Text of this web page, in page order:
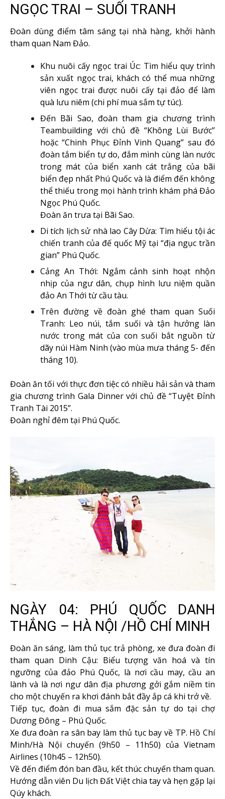
NGỌC TRAI – SUỐI TRANH
Đoàn dùng điểm tâm sáng tại nhà hàng, khởi hành
tham quan Nam Đảo.
Khu nuôi cấy ngọc trai Úc: Tìm hiểu quy trình
sản xuất ngọc trai, khách có thể mua những
viên ngọc trai được nuôi cấy tại đảo để làm
quà lưu niêm (chi phí mua sắm tự túc).
Đến Bãi Sao, đoàn tham gia chương trình
Teambuilding với chủ đề “Không Lùi Bước”
hoặc “Chinh Phục Đỉnh Vinh Quang” sau đó
đoàn tắm biển tự do, đắm mình cùng làn nước
trong mát của biển xanh cát trắng của bãi
biển đẹp nhất Phú Quốc và là điểm đến không
thể thiếu trong mọi hành trình khám phá Đảo
Ngọc Phú Quốc.
Đoàn ăn trưa tại Bãi Sao.
Di tích lịch sử nhà lao Cây Dừa: Tìm hiểu tội ác
chiến tranh của đế quốc Mỹ tại “địa ngục trần
gian” Phú Quốc.
Cảng An Thới: Ngắm cảnh sinh hoạt nhộn
nhịp của ngư dân, chụp hình lưu niệm quần
đảo An Thới từ cầu tàu.
Trên đường về đoàn ghé tham quan Suối
Tranh: Leo núi, tắm suối và tận hưởng làn
nước trong mát của con suối bắt nguồn từ
dãy núi Hàm Ninh (vào mùa mưa tháng 5- đến
tháng 10).
Đoàn ăn tối với thực đơn tiệc có nhiều hải sản và tham
gia chương trình Gala Dinner với chủ đề “Tuyệt Đỉnh
Tranh Tài 2015”.
Đoàn nghỉ đêm tại Phú Quốc.
NGÀY 04: PHÚ QUỐC DANH
THẮNG – HÀ NỘI /HỒ CHÍ MINH
Đoàn ăn sáng, làm thủ tục trả phòng, xe đưa đoàn đi
tham quan Dinh Cậu: Biểu tượng văn hoá và tín
ngưỡng của đảo Phú Quốc, là nơi cầu may, cầu an
lành và là nơi ngư dân địa phương gởi gắm niềm tin
cho một chuyến ra khơi đánh bắt đầy ắp cá khi trở về.
Tiếp tục, đoàn đi mua sắm đặc sản tự do tại chợ
Dương Đông – Phú Quốc.
Xe đưa đoàn ra sân bay làm thủ tục bay về TP. Hồ Chí
Minh/Hà Nội chuyến (9h50 – 11h50) của Vietnam
Airlines (10h45 – 12h50).
Về đến điểm đón ban đầu, kết thúc chuyến tham quan.
Hướng dẫn viên Du lịch Đất Việt chia tay và hẹn gặp lại
Qúy khách.